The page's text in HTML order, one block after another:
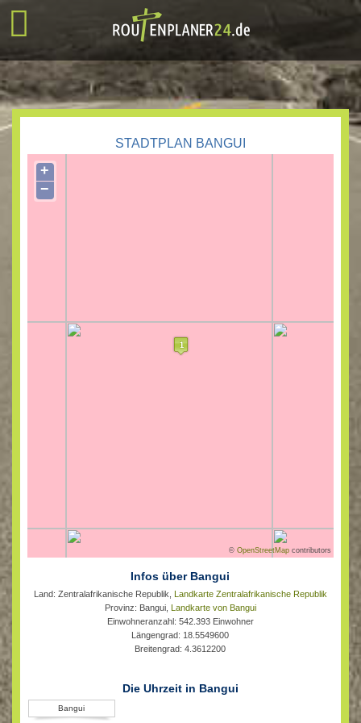
STADTPLAN BANGUI
+
−
©OpenStreetMap contributors
Infos über Bangui
Land: Zentralafrikanische Republik, Landkarte Zentralafrikanische Republik
Provinz: Bangui, Landkarte von Bangui
Einwohneranzahl: 542.393 Einwohner
Längengrad: 18.5549600
Breitengrad: 4.3612200
Die Uhrzeit in Bangui
Bangui